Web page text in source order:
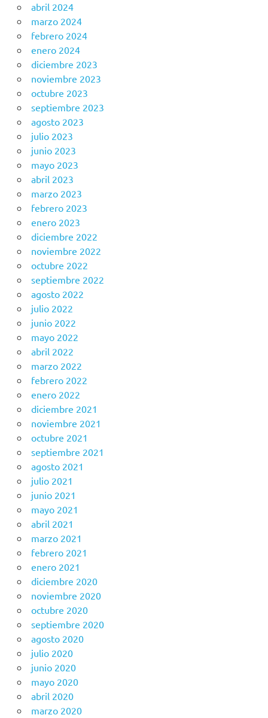
abril 2024
marzo 2024
febrero 2024
enero 2024
diciembre 2023
noviembre 2023
octubre 2023
septiembre 2023
agosto 2023
julio 2023
junio 2023
mayo 2023
abril 2023
marzo 2023
febrero 2023
enero 2023
diciembre 2022
noviembre 2022
octubre 2022
septiembre 2022
agosto 2022
julio 2022
junio 2022
mayo 2022
abril 2022
marzo 2022
febrero 2022
enero 2022
diciembre 2021
noviembre 2021
octubre 2021
septiembre 2021
agosto 2021
julio 2021
junio 2021
mayo 2021
abril 2021
marzo 2021
febrero 2021
enero 2021
diciembre 2020
noviembre 2020
octubre 2020
septiembre 2020
agosto 2020
julio 2020
junio 2020
mayo 2020
abril 2020
marzo 2020